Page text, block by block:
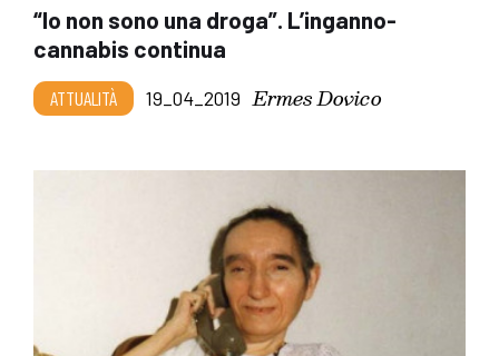
“Io non sono una droga”. L’inganno-
cannabis continua
ATTUALITÀ 19_04_2019 Ermes Dovico